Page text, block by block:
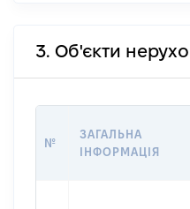
3. Об'єкти
№
ЗАГАЛЬНА
ІНФОРМАЦІЯ